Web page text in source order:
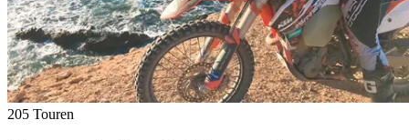
205 Touren